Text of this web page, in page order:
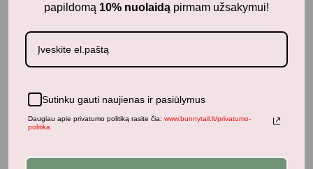
BunnyTail– vaikiškų prekių krautuvėlė, kurioje rasite
kokybiškus ir stilingus daiktus savo vaikams!
Parduotuvė
Aksesuarai
papildomą 10% nuolaidą pirmam užsakymui!
Sutinku gauti naujienas ir pasiūlymus
Daugiau apie privatumo politiką rasite čia: www.bunnytail.lt/privatumo-
politika